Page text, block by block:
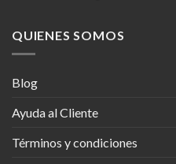
QUIENES SOMOS
Blog
Ayuda al Cliente
Términos y condiciones